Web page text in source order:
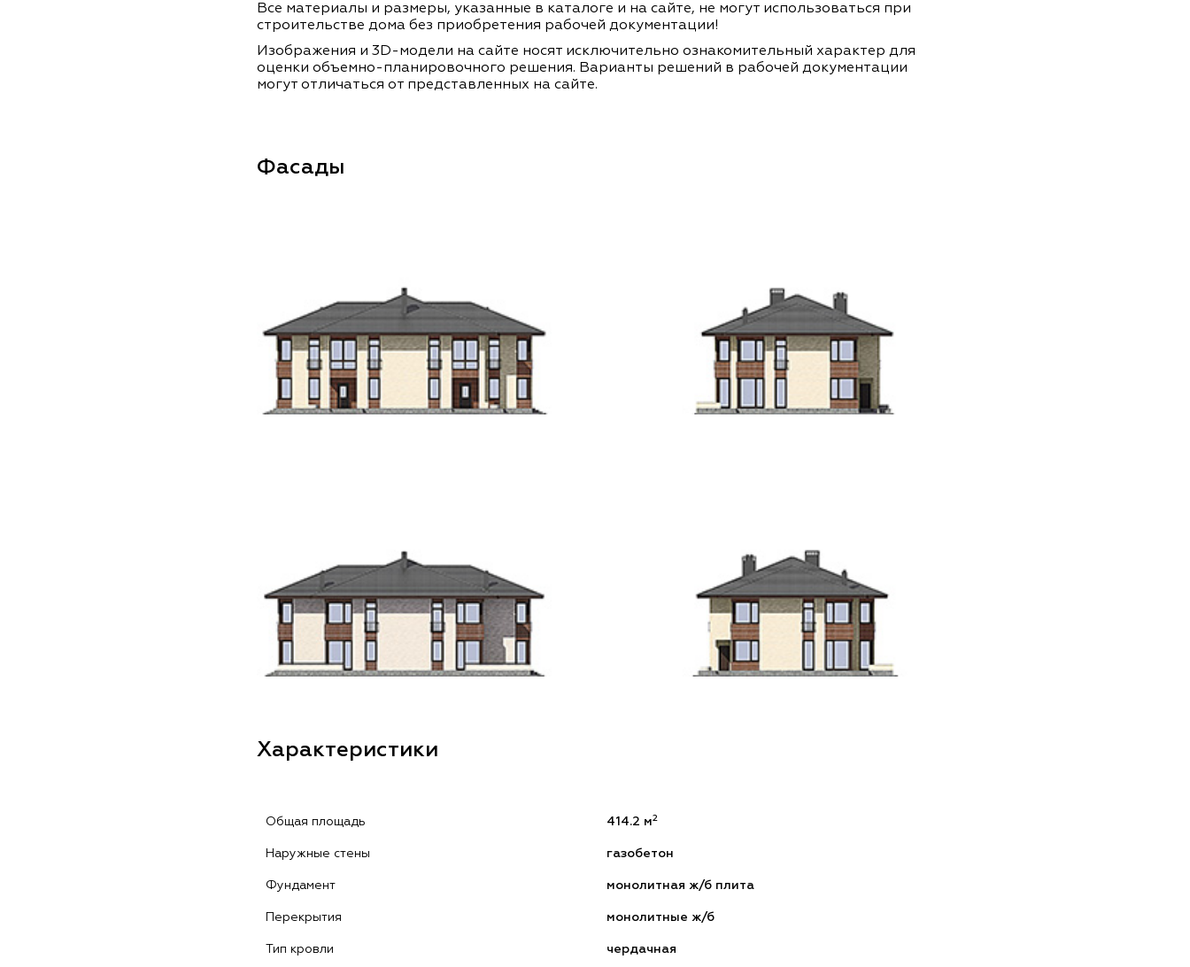
Все материалы и размеры, указанные в каталоге и на сайте, не могут использоваться при
строительстве дома без приобретения рабочей документации!
Изображения и 3D-модели на сайте носят исключительно ознакомительный характер для
оценки объемно-планировочного решения. Варианты решений в рабочей документации
могут отличаться от представленных на сайте.
Фасады
Характеристики
Общая площадь 414.2 м2
Наружные стены газобетон
Фундамент монолитная ж/б плита
Перекрытия монолитные ж/б
Тип кровли чердачная